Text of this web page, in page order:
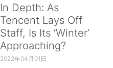
In Depth: As
Tencent Lays Off
Staff, Is Its ‘Winter’
Approaching?
2022年04月01日